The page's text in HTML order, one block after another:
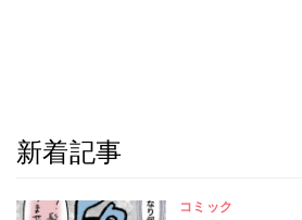
新着記事
コミック